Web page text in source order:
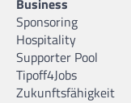
Business
Sponsoring
Hospitality
Supporter Pool
Tipoff4Jobs
Zukunftsfähigkeit